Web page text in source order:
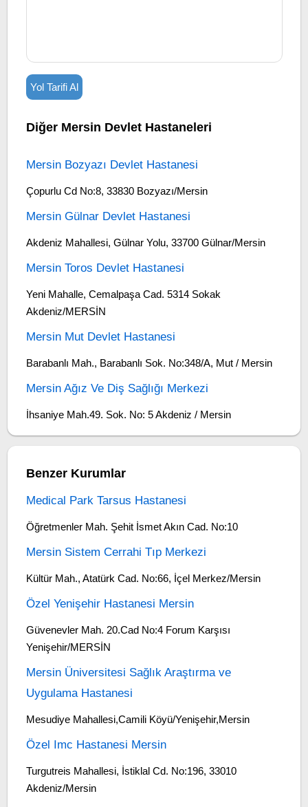
Yol Tarifi Al
Diğer Mersin Devlet Hastaneleri
Mersin Bozyazı Devlet Hastanesi
Çopurlu Cd No:8, 33830 Bozyazı/Mersin
Mersin Gülnar Devlet Hastanesi
Akdeniz Mahallesi, Gülnar Yolu, 33700 Gülnar/Mersin
Mersin Toros Devlet Hastanesi
Yeni Mahalle, Cemalpaşa Cad. 5314 Sokak
Akdeniz/MERSİN
Mersin Mut Devlet Hastanesi
Barabanlı Mah., Barabanlı Sok. No:348/A, Mut / Mersin
Mersin Ağız Ve Diş Sağlığı Merkezi
İhsaniye Mah.49. Sok. No: 5 Akdeniz / Mersin
Benzer Kurumlar
Medical Park Tarsus Hastanesi
Öğretmenler Mah. Şehit İsmet Akın Cad. No:10
Mersin Sistem Cerrahi Tıp Merkezi
Kültür Mah., Atatürk Cad. No:66, İçel Merkez/Mersin
Özel Yenişehir Hastanesi Mersin
Güvenevler Mah. 20.Cad No:4 Forum Karşısı
Yenişehir/MERSİN
Mersin Üniversitesi Sağlık Araştırma ve
Uygulama Hastanesi
Mesudiye Mahallesi,Camili Köyü/Yenişehir,Mersin
Özel Imc Hastanesi Mersin
Turgutreis Mahallesi, İstiklal Cd. No:196, 33010
Akdeniz/Mersin